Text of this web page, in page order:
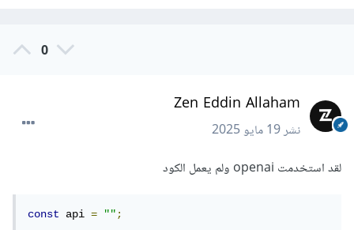
0
Zen Eddin Allaham
نشر19 مايو 2025
لقد استخدمت openai ولم يعمل الكود
const api = "";